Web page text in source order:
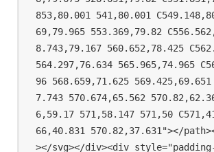
853,80.001 541,80.001
69,79.965 553.369,79.82
8.743,79.167 560.652,78.425
564.297,76.634 565.965,74.965
96 568.659,71.625 569.425,69.651
7.743 570.674,65.562
6,59.17 571,58.147 571,50
66,40.831 570.82,37.631"></
></svg></div><div